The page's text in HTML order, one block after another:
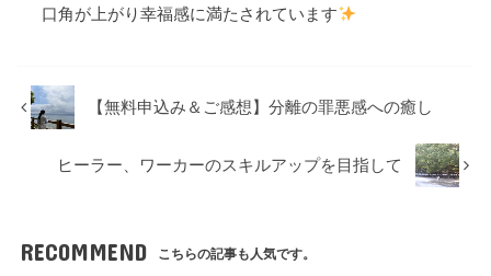
口角が上がり幸福感に満たされています
【無料申込み＆ご感想】分離の罪悪感への癒し
ヒーラー、ワーカーのスキルアップを目指して
RECOMMEND こちらの記事も人気です。